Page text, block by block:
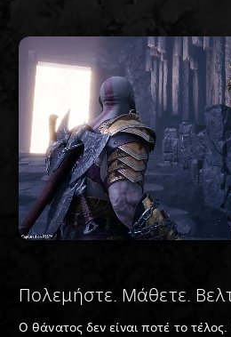
Πολεμήστε. Μάθετε.
Ο θάνατος δεν είναι ποτέ το